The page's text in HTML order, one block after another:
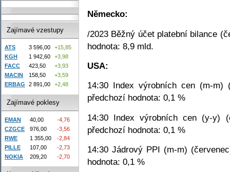
Německo:
/2023 Běžný účet platební bilance
hodnota: 8,9 mld.
USA:
14:30 Index výrobních cen (m-m)
předchozí hodnota: 0,1 %
14:30 Index výrobních cen (y-y)
předchozí hodnota: 0,1 %
14:30 Jádrový PPI (m-m)
hodnota: 0,1 %
Zajímavé vzestupy
ATS 3 596,00
+15,85
KGH
1 942,60
+3,98
FACC
423,50
+3,93
MACIN
158,50
+3,59
ERBAG
2 891,00 +2,48
Zajímavé poklesy
EMAN 40,00
-4,76
CZGCE
976,00
-3,56
RWE
1 355,00
-2,84
PILLE
107,00
-2,73
NOKIA
209,20 -2,70